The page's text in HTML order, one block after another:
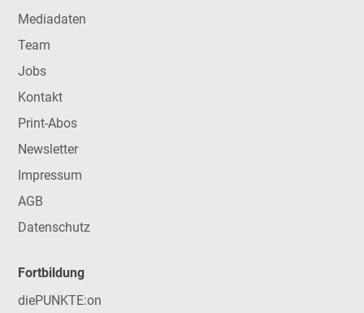
Mediadaten
Team
Jobs
Kontakt
Print-Abos
Newsletter
Impressum
AGB
Datenschutz
Fortbildung
diePUNKTE:on